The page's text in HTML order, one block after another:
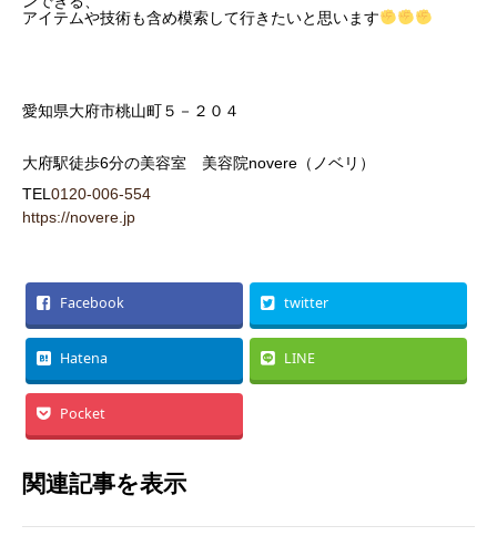
アイテムや技術も含め模索して行きたいと思います
愛知県大府市桃山町５－２０４
大府駅徒歩6分の美容室 美容院novere （ノベリ）
TEL 0120-006-554
https://novere.jp
Facebook twitter
Hatena LINE
Pocket
関連記事を表示